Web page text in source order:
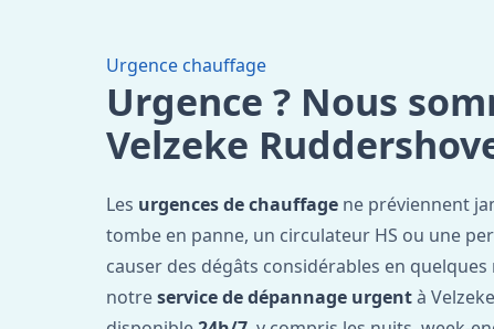
Urgence chauffage
Urgence ? Nous
Velzeke
Les urgences de chauffage ne préviennent
tombe en panne, un circulateur HS ou une
causer des dégâts considérables en
notreservice de dépannage urgentà